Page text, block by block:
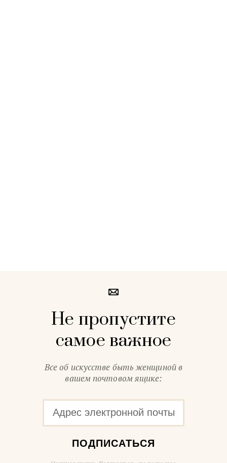
Не пропустите
самое важное
Все об искусстве быть женщиной в
вашем почтовом ящике:
ПОДПИСАТЬСЯ